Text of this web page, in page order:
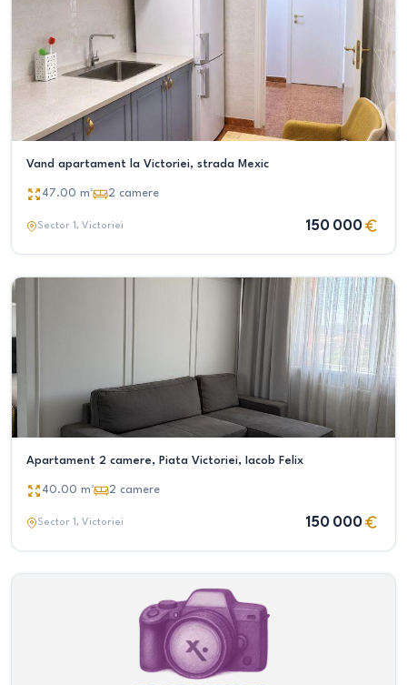
Vand apartament la Victoriei, strada Mexic
47.00 m² 2 camere
Sector 1, Victoriei 150 000
Apartament 2 camere, Piata Victoriei, Iacob Felix
40.00 m² 2 camere
Sector 1, Victoriei 150 000